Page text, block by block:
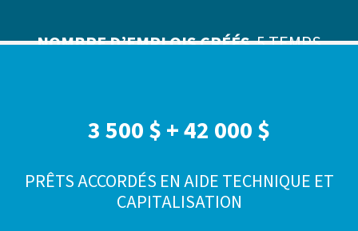
NOMBRE D’EMPLOIS CRÉÉS5 TEMPS
3 500 $ + 42 000 $
PRÊTS ACCORDÉS EN AIDE TECHNIQUE ET
CAPITALISATION